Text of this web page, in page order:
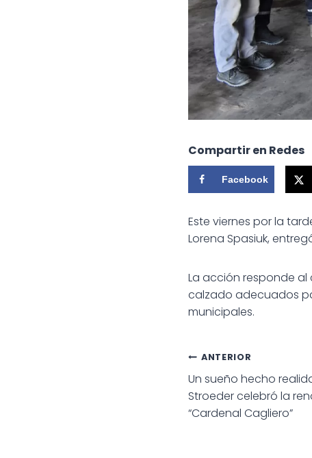
Compartir en Redes
Facebook
Este viernes por la
Lorena Spasiuk,
La acción responde
calzado adecuados
municipales.
de
ANTERIOR
Un sueño hecho
Stroeder celebró la
“Cardenal Cagliero”